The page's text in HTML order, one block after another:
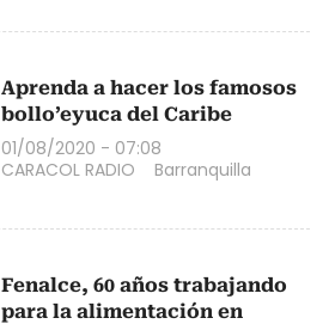
Aprenda a hacer los famosos
bollo’eyuca del Caribe
01/08/2020 - 07:08
CARACOL RADIO
Barranquilla
Fenalce, 60 años trabajando
para la alimentación en